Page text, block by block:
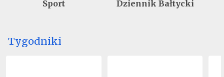
Sport Dziennik Bałtycki
Tygodniki